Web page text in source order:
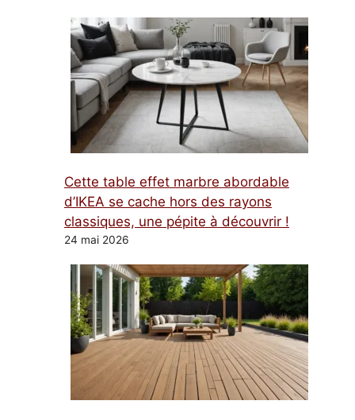
Cette table effet marbre abordable
d’IKEA se cache hors des rayons
classiques, une pépite à découvrir !
24 mai 2026